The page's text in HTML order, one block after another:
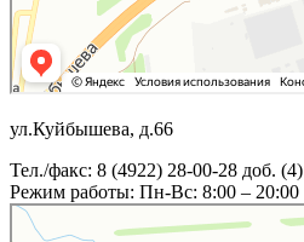
ул.Куйбышева, д.66
Тел./факс: 8 (4922) 28-00-28 доб. (4)
Режим работы: Пн-Вс: 8:00 – 20:00